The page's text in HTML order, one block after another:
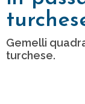
Gemelli
turchese.